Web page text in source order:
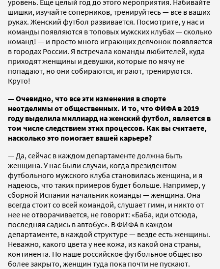
шишки, изучайте соперников, тренируйтесь — все в ваших
руках. Женский футбол развивается. Посмотрите, у нас и
команды появляются в топовых мужских клубах — сколько
команд! — и просто много играющих девчонок появляется
в городах России. Я встречала команды любителей, куда
приходят женщины и девушки, которые по мячу не
попадают, но они собираются, играют, тренируются.
Круто!
— Очевидно, что все эти изменения в спорте
неотделимы от общественных. И то, что ФИФА в 2019
году выделила миллиард на женский футбол, является в
том числе следствием этих процессов. Как вы считаете,
насколько это помогает вашей карьере?
— Да, сейчас в каждом департаменте должна быть
женщина. У нас были случаи, когда президентом
футбольного мужского клуба становилась женщина, и я
надеюсь, что таких примеров будет больше. Например, у
сборной Испании начальник команды — женщина. Она
всегда стоит со всей командой, слушает гимн, и никто от
нее не отворачивается, не говорит: «Баба, иди отсюда,
последняя садись в автобус». В ФИФА в каждом
департаменте, в каждой структуре — везде есть женщины.
Неважно, какого цвета у нее кожа, из какой она страны,
континента. Но наше российское футбольное общество
более закрыто, женщин туда пока почти не пускают.